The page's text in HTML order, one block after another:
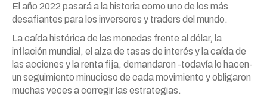
El año 2022 pasará a la historia como uno de los más
desafiantes para los inversores y traders del mundo.
La caída histórica de las monedas frente al dólar, la
inflación mundial, el alza de tasas de interés y la caída de
las acciones y la renta fija, demandaron -todavía lo hacen-
un seguimiento minucioso de cada movimiento y obligaron
muchas veces a corregir las estrategias.